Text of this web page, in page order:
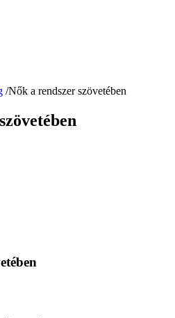
/Nők a rendszer szövetében